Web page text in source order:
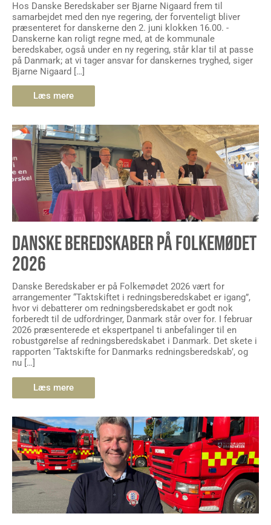
Hos Danske Beredskaber ser Bjarne Nigaard frem til
samarbejdet med den nye regering, der forventeligt bliver
præsenteret for danskerne den 2. juni klokken 16.00. -
Danskerne kan roligt regne med, at de kommunale
beredskaber, også under en ny regering, står klar til at passe
på Danmark; at vi tager ansvar for danskernes tryghed, siger
Bjarne Nigaard […]
Læs mere
DANSKE BEREDSKABER PÅ FOLKEMØDET
2026
Danske Beredskaber er på Folkemødet 2026 vært for
arrangementer “Taktskiftet i redningsberedskabet er igang”,
hvor vi debatterer om redningsberedskabet er godt nok
forberedt til de udfordringer, Danmark står over for. I februar
2026 præsenterede et ekspertpanel ti anbefalinger til en
robustgørelse af redningsberedskabet i Danmark. Det skete i
rapporten ‘Taktskifte for Danmarks redningsberedskab’, og
nu […]
Læs mere